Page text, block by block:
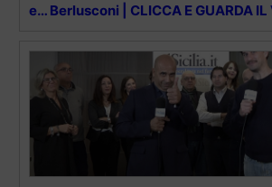
e… Berlusconi | CLICCA E GUARDA IL